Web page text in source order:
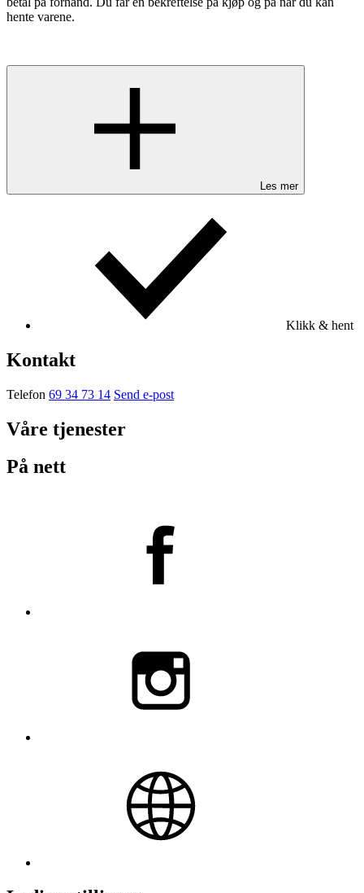
hente varene.
Les mer
Klikk & hent
Kontakt
Telefon 69 34 73 14 Send e-post
Våre tjenester
På nett